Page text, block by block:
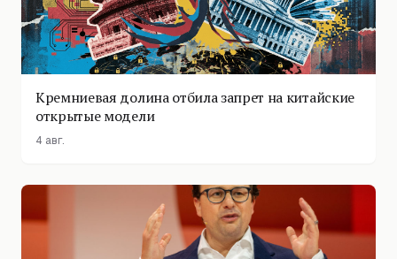
Кремниевая долина отбила запрет на китайские
открытые модели
4 авг.